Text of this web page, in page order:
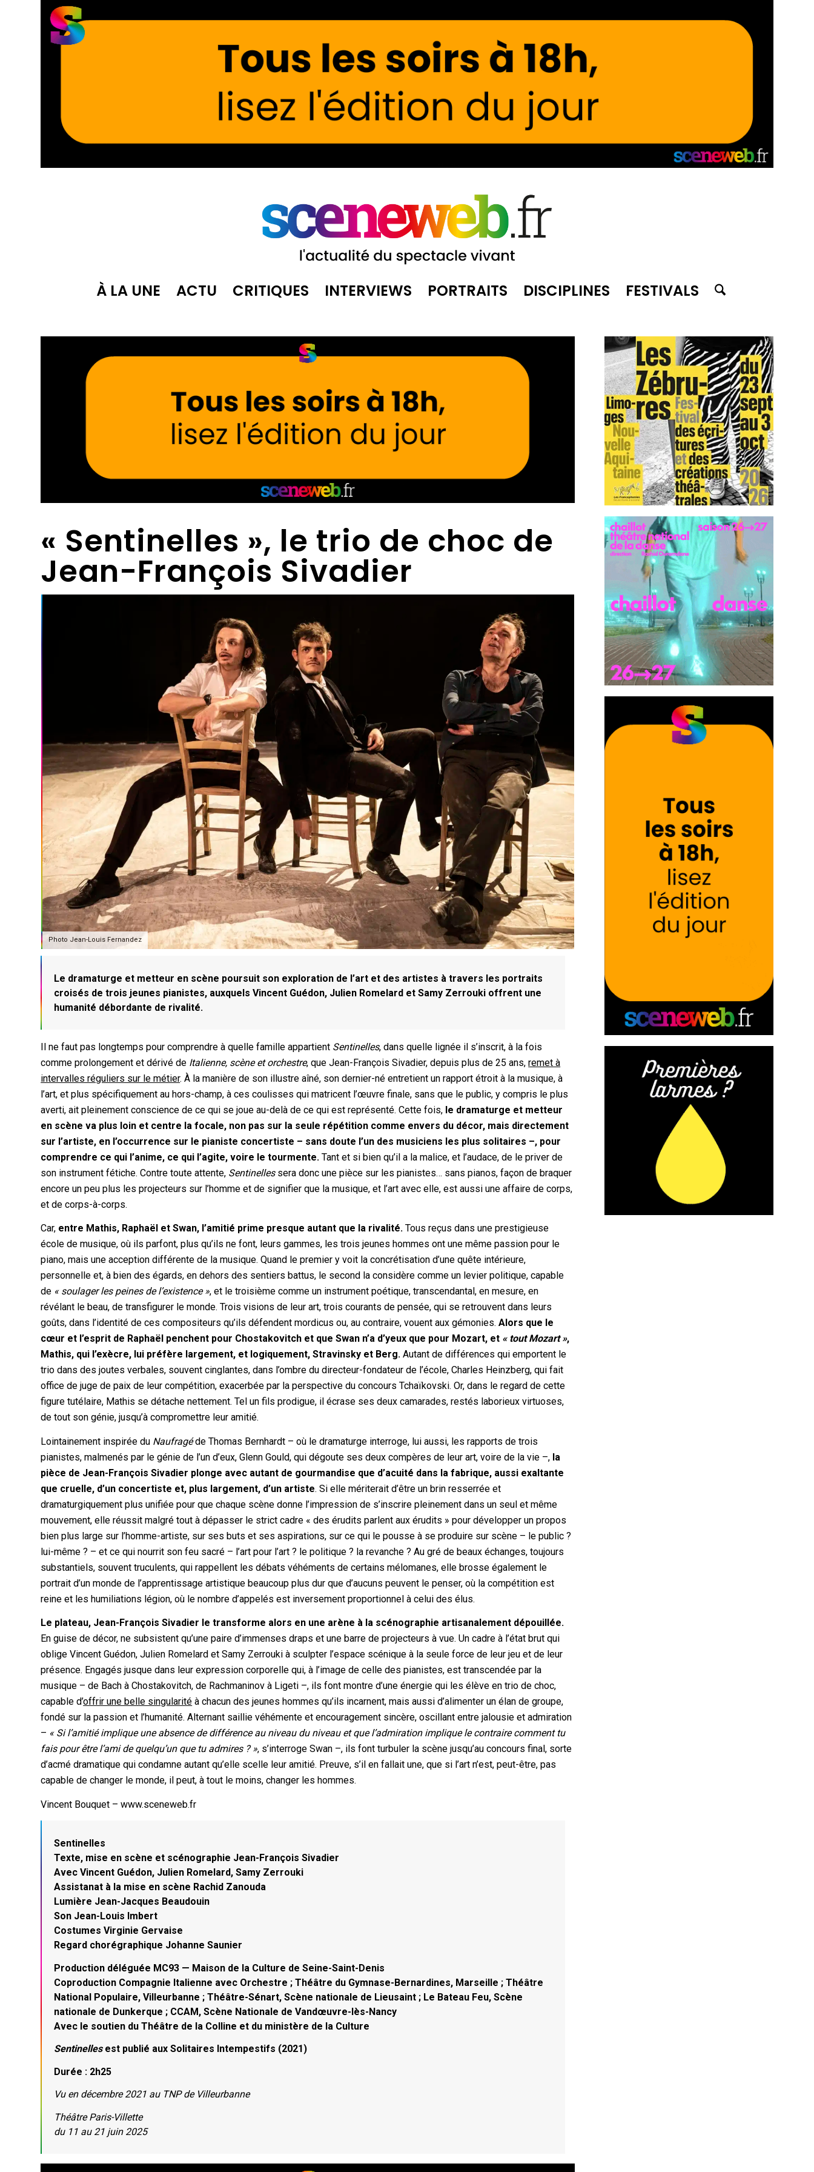
À LA UNE ACTU CRITIQUES INTERVIEWS PORTRAITS DISCIPLINES FESTIVALS
« Sentinelles », le trio de choc de
Jean-François Sivadier
Photo Jean-Louis Fernandez
Le dramaturge et metteur en scène poursuit son exploration de l’art et des artistes à travers les portraits
croisés de trois jeunes pianistes, auxquels Vincent Guédon, Julien Romelard et Samy Zerrouki offrent une
humanité débordante de rivalité.
Il ne faut pas longtemps pour comprendre à quelle famille appartient Sentinelles, dans quelle lignée il s’inscrit, à la fois
comme prolongement et dérivé de Italienne, scène et orchestre, que Jean-François Sivadier, depuis plus de 25 ans,remet à
intervalles réguliers sur le métier. À la manière de son illustre aîné, son dernier-né entretient un rapport étroit à la musique, à
l’art, et plus spécifiquement au hors-champ, à ces coulisses qui matricent l’œuvre finale, sans que le public, y compris le plus
averti, ait pleinement conscience de ce qui se joue au-delà de ce qui est représenté. Cette fois, le dramaturge et metteur
en scène va plus loin et centre la focale, non pas sur la seule répétition comme envers du décor, mais directement
sur l’artiste, en l’occurrence sur le pianiste concertiste – sans doute l’un des musiciens les plus solitaires –, pour
comprendre ce qui l’anime, ce qui l’agite, voire le tourmente. Tant et si bien qu’il a la malice, et l’audace, de le priver de
son instrument fétiche. Contre toute attente, Sentinellessera donc une pièce sur les pianistes… sans pianos, façon de braquer
encore un peu plus les projecteurs sur l’homme et de signifier que la musique, et l’art avec elle, est aussi une affaire de corps,
et de corps-à-corps.
Car, entre Mathis, Raphaël et Swan, l’amitié prime presque autant que la rivalité. Tous reçus dans une prestigieuse
école de musique, où ils parfont, plus qu’ils ne font, leurs gammes, les trois jeunes hommes ont une même passion pour le
piano, mais une acception différente de la musique. Quand le premier y voit la concrétisation d’une quête intérieure,
personnelle et, à bien des égards, en dehors des sentiers battus, le second la considère comme un levier politique, capable
de « soulager les peines de l’existence », et le troisième comme un instrument poétique, transcendantal, en mesure, en
révélant le beau, de transfigurer le monde. Trois visions de leur art, trois courants de pensée, qui se retrouvent dans leurs
goûts, dans l’identité de ces compositeurs qu’ils défendent mordicus ou, au contraire, vouent aux gémonies.Alors que le
cœur et l’esprit de Raphaël penchent pour Chostakovitch et que Swan n’a d’yeux que pour Mozart, et « tout Mozart »,
Mathis, qui l’exècre, lui préfère largement, et logiquement, Stravinsky et Berg. Autant de différences qui emportent le
trio dans des joutes verbales, souvent cinglantes, dans l’ombre du directeur-fondateur de l’école, Charles Heinzberg, qui fait
office de juge de paix de leur compétition, exacerbée par la perspective du concours Tchaïkovski. Or, dans le regard de cette
figure tutélaire, Mathis se détache nettement. Tel un fils prodigue, il écrase ses deux camarades, restés laborieux virtuoses,
de tout son génie, jusqu’à compromettre leur amitié.
Lointainement inspirée du Naufragéde Thomas Bernhardt – où le dramaturge interroge, lui aussi, les rapports de trois
pianistes, malmenés par le génie de l’un d’eux, Glenn Gould, qui dégoute ses deux compères de leur art, voire de la vie –, la
pièce de Jean-François Sivadier plonge avec autant de gourmandise que d’acuité dans la fabrique, aussi exaltante
que cruelle, d’un concertiste et, plus largement, d’un artiste. Si elle mériterait d’être un brin resserrée et
dramaturgiquement plus unifiée pour que chaque scène donne l’impression de s’inscrire pleinement dans un seul et même
mouvement, elle réussit malgré tout à dépasser le strict cadre « des érudits parlent aux érudits » pour développer un propos
bien plus large sur l’homme-artiste, sur ses buts et ses aspirations, sur ce qui le pousse à se produire sur scène – le public ?
lui-même ? – et ce qui nourrit son feu sacré – l’art pour l’art ? le politique ? la revanche ? Au gré de beaux échanges, toujours
substantiels, souvent truculents, qui rappellent les débats véhéments de certains mélomanes, elle brosse également le
portrait d’un monde de l’apprentissage artistique beaucoup plus dur que d’aucuns peuvent le penser, où la compétition est
reine et les humiliations légion, où le nombre d’appelés est inversement proportionnel à celui des élus.
Le plateau, Jean-François Sivadier le transforme alors en une arène à la scénographie artisanalement dépouillée.
En guise de décor, ne subsistent qu’une paire d’immenses draps et une barre de projecteurs à vue. Un cadre à l’état brut qui
oblige Vincent Guédon, Julien Romelard et Samy Zerrouki à sculpter l’espace scénique à la seule force de leur jeu et de leur
présence. Engagés jusque dans leur expression corporelle qui, à l’image de celle des pianistes, est transcendée par la
musique – de Bach à Chostakovitch, de Rachmaninov à Ligeti –, ils font montre d’une énergie qui les élève en trio de choc,
capable d’offrir une belle singularité à chacun des jeunes hommes qu’ils incarnent, mais aussi d’alimenter un élan de groupe,
fondé sur la passion et l’humanité. Alternant saillie véhémente et encouragement sincère, oscillant entre jalousie et admiration
– « Si l’amitié implique une absence de différence au niveau du niveau et que l’admiration implique le contraire comment tu
fais pour être l’ami de quelqu’un que tu admires ? », s’interroge Swan –, ils font turbuler la scène jusqu’au concours final, sorte
d’acmé dramatique qui condamne autant qu’elle scelle leur amitié. Preuve, s’il en fallait une, que si l’art n’est, peut-être, pas
capable de changer le monde, il peut, à tout le moins, changer les hommes.
Vincent Bouquet – www.sceneweb.fr
Sentinelles
Texte, mise en scène et scénographie Jean-François Sivadier
Avec Vincent Guédon, Julien Romelard, Samy Zerrouki
Assistanat à la mise en scène Rachid Zanouda
Lumière Jean-Jacques Beaudouin
Son Jean-Louis Imbert
Costumes Virginie Gervaise
Regard chorégraphique Johanne Saunier
Production déléguée MC93 — Maison de la Culture de Seine-Saint-Denis
Coproduction Compagnie Italienne avec Orchestre ; Théâtre du Gymnase-Bernardines, Marseille ; Théâtre
National Populaire, Villeurbanne ; Théâtre-Sénart, Scène nationale de Lieusaint ; Le Bateau Feu, Scène
nationale de Dunkerque ; CCAM, Scène Nationale de Vandœuvre-lès-Nancy
Avec le soutien du Théâtre de la Colline et du ministère de la Culture
Sentinellesest publié aux Solitaires Intempestifs (2021)
Durée : 2h25
Vu en décembre 2021 au TNP de Villeurbanne
Théâtre Paris-Villette
du 11 au 21 juin 2025